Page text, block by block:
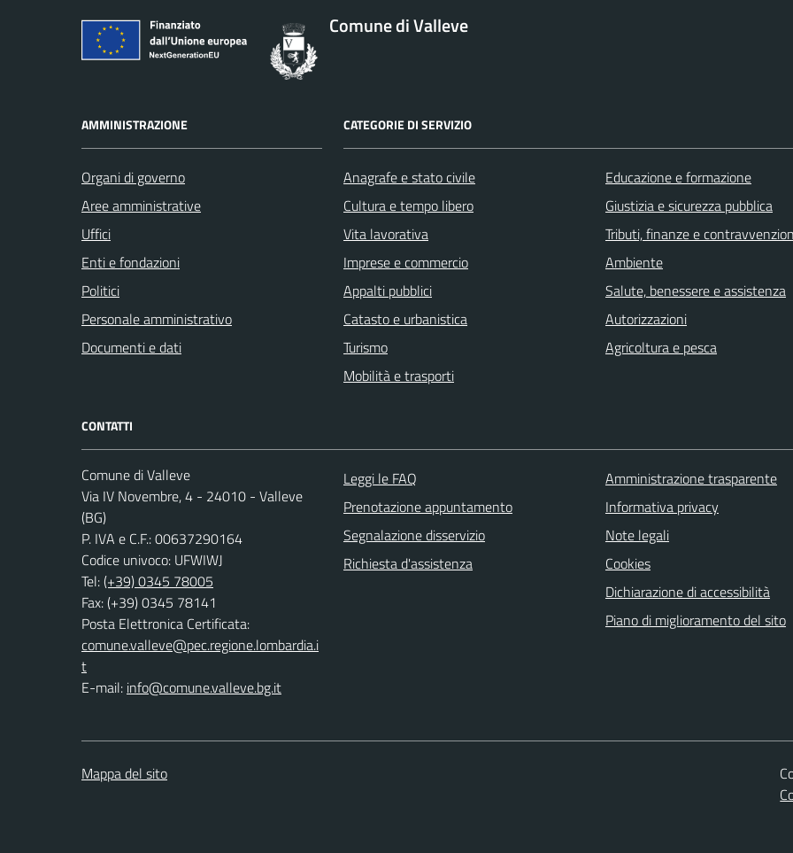
Comune di Valleve
AMMINISTRAZIONE
Organi di governo
Aree amministrative
Uffici
Enti e fondazioni
Politici
Personale amministrativo
Documenti e dati
CATEGORIE DI SERVIZIO
Anagrafe e stato civile
Cultura e tempo libero
Vita lavorativa
Imprese e commercio
Appalti pubblici
Catasto e urbanistica
Turismo
Mobilità e trasporti
Educazione e formazione
Giustizia e sicurezza pubblica
Tributi, finanze e
Ambiente
Salute, benessere e assistenza
Autorizzazioni
Agricoltura e pesca
CONTATTI
Comune di Valleve
Via IV Novembre, 4 - 24010 - Valleve
(BG)
P. IVA e C.F.: 00637290164
Codice univoco: UFWIWJ
Tel:(+39) 0345 78005
Fax: (+39) 0345 78141
Posta Elettronica Certificata:
comune.valleve@pec.regione.lombardia.i
t
E-mail: info@comune.valleve.bg.it
Leggi le FAQ
Prenotazione appuntamento
Segnalazione disservizio
Richiesta d'assistenza
Amministrazione trasparente
Informativa privacy
Note legali
Cookies
Dichiarazione di accessibilità
Piano di miglioramento del sito
Mappa del sito